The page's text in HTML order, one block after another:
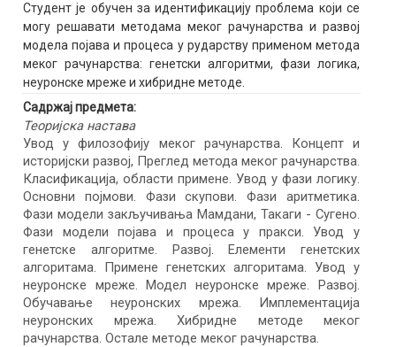
Студент је обучен за идентификацију проблема који се
могу решавати методама меког рачунарства и развој
модела појава и процеса у рударству применом метода
меког рачунарства: генетски алгоритми, фази логика,
неуронске мреже и хибридне методе.
Садржај предмета:
Теоријска настава
Увод у филозофију меког рачунарства. Концепт и
историјски развој, Преглед метода меког рачунарства.
Класификација, области примене. Увод у фази логику.
Основни појмови. Фази скупови. Фази аритметика.
Фази модели закључивања Мамдани, Такаги - Сугено.
Фази модели појава и процеса у пракси. Увод у
генетске алгоритме. Развој. Елементи генетских
алгоритама. Примене генетских алгоритама. Увод у
неуронске мреже. Модел неуронске мреже. Развој.
Обучавање неуронских мрежа. Имплементација
неуронских мрежа. Хибридне методе меког
рачунарства. Остале методе меког рачунарства.